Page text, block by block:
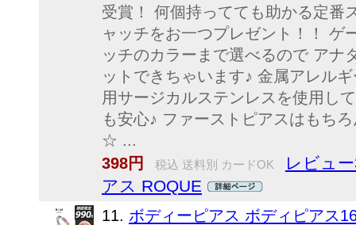
受賞！ 何個持ってても助かる定番
ャッチをお一つプレゼント！！ ゲ
ッチのカラーまで選べるので アナ
ットできちゃいます♪ 金属アレル
用サージカルステンレスを使用し
も安心♪ ファーストピアスはもち
☆ ...
398円
税込 送料別 カードOK
レビュ
アス ROQUE
11. ボディーピアス ボディピアス